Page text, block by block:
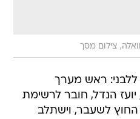
צילום מסך
ללבני: ראש מערך
הנדל, חובר לרשימת
לשעבר, וישתלב